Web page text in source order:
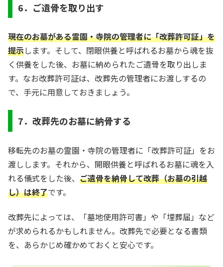
6．ご遺骨を取り出す
現在のお墓がある霊園・寺院の管理者に「改葬許可証」を
提示します。そして、閉眼供養と呼ばれるお墓から魂を抜
く供養をした後、お墓に納められたご遺骨を取り出しま
す。なお改葬許可証は、改葬先の管理者にお渡しするの
で、手元に用意しておきましょう。
7．改葬先のお墓に納骨する
移転先のお墓の霊園・寺院の管理者に「改葬許可証」をお
渡しします。それから、開眼供養と呼ばれるお墓に魂を入
れる儀式をした後、 ご遺骨を納骨して改葬（お墓の引越
し）は終了です。
改葬先によっては、「墓地使用許可書」や「埋葬届」など
が求められるかもしれません。改葬先で必要となる書類
を、あらかじめ確かめておくと安心です。